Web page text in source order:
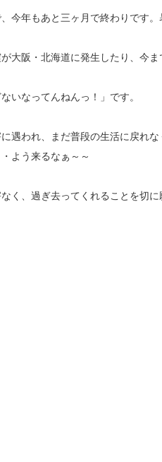
今年もあと三ヶ月で終わりです
大阪・北海道に発生したり、今
いなってんねんっ！」です。
遇われ、まだ普段の生活に戻れ
よう来るなぁ～～
く、過ぎ去ってくれることを切